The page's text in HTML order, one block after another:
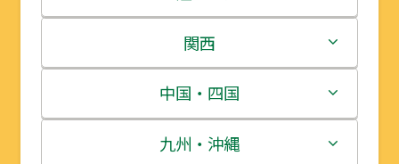
岩手県
宮城県
秋田県
栃木県
群馬県
埼玉県
新潟県
富山県
石川県
関西
三重県
滋賀県
中国・四国
鳥取県
九州・沖縄